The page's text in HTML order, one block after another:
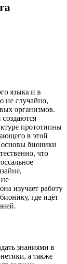
языка и в
не случайно,
организмов.
прототипны
в этой
бионики
что
изучает работу
где идёт
знаниями в
а также